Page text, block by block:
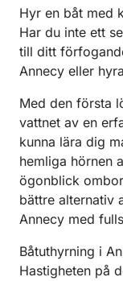
Hyr en båt med
Har du inte ett
till ditt
Annecy eller
Med den första
vattnet av en
kunna lära dig
hemliga hörnen
ögonblick
bättre alternativ
Annecy med
Båtuthyrning i
Hastigheten på